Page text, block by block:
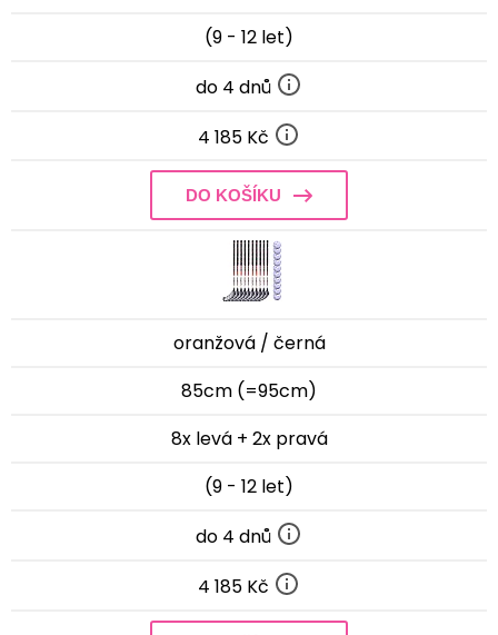
(9 - 12 let)
do 4 dnů
4 185 Kč
DO KOŠÍKU
oranžová / černá
85cm (=95cm)
8x levá + 2x pravá
(9 - 12 let)
do 4 dnů
4 185 Kč